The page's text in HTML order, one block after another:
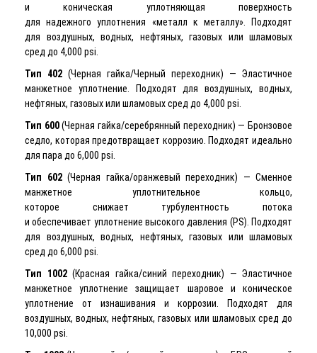
и коническая уплотняющая поверхность
для надежного уплотнения «металл к металлу». Подходят
для воздушных, водных, нефтяных, газовых или шламовых
сред до 4,000 psi.
Тип 402 (Черная гайка/Черный переходник) — Эластичное
манжетное уплотнение. Подходят для воздушных, водных,
нефтяных, газовых или шламовых сред до 4,000 psi.
Тип 600(Черная гайка/серебрянный переходник) — Бронзовое
седло, которая предотвращает коррозию. Подходят идеально
для пара до 6,000 psi.
Тип 602(Черная гайка/оранжевый переходник) — Сменное
манжетное уплотнительное кольцо,
которое снижает турбулентность потока
и обеспечивает уплотнение высокого давления (PS). Подходят
для воздушных, водных, нефтяных, газовых или шламовых
сред до 6,000 psi.
Тип 1002(Красная гайка/синий переходник) — Эластичное
манжетное уплотнение защищает шаровое и коническое
уплотнение от изнашивания и коррозии. Подходят для
воздушных, водных, нефтяных, газовых или шламовых сред до
10,000 psi.